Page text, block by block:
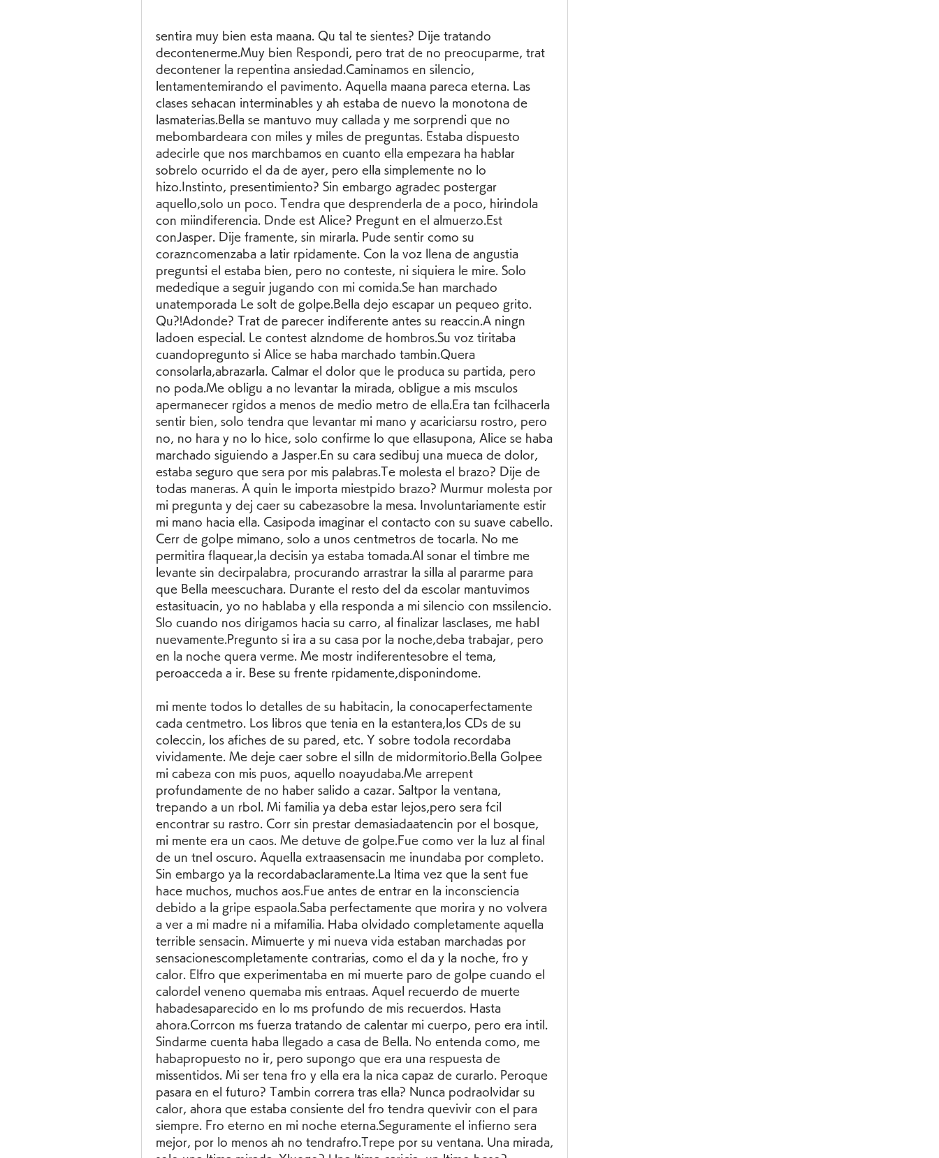
sentira muy bien esta maana. Qu tal te sientes? Dije tratando
decontenerme.Muy bien Respondi, pero trat de no preocuparme, trat
decontener la repentina ansiedad.Caminamos en silencio,
lentamentemirando el pavimento. Aquella maana pareca eterna. Las
clases sehacan interminables y ah estaba de nuevo la monotona de
lasmaterias.Bella se mantuvo muy callada y me sorprendi que no
mebombardeara con miles y miles de preguntas. Estaba dispuesto
adecirle que nos marchbamos en cuanto ella empezara ha hablar
sobrelo ocurrido el da de ayer, pero ella simplemente no lo
hizo.Instinto, presentimiento? Sin embargo agradec postergar
aquello,solo un poco. Tendra que desprenderla de a poco, hirindola
con miindiferencia. Dnde est Alice? Pregunt en el almuerzo.Est
conJasper. Dije framente, sin mirarla. Pude sentir como su
corazncomenzaba a latir rpidamente. Con la voz llena de angustia
preguntsi el estaba bien, pero no conteste, ni siquiera le mire. Solo
mededique a seguir jugando con mi comida.Se han marchado
unatemporada Le solt de golpe.Bella dejo escapar un pequeo grito.
Qu?!Adonde? Trat de parecer indiferente antes su reaccin.A ningn
ladoen especial. Le contest alzndome de hombros.Su voz tiritaba
cuandopregunto si Alice se haba marchado tambin.Quera
consolarla,abrazarla. Calmar el dolor que le produca su partida, pero
no poda.Me obligu a no levantar la mirada, obligue a mis msculos
apermanecer rgidos a menos de medio metro de ella.Era tan fcilhacerla
sentir bien, solo tendra que levantar mi mano y acariciarsu rostro, pero
no, no hara y no lo hice, solo confirme lo que ellasupona, Alice se haba
marchado siguiendo a Jasper.En su cara sedibuj una mueca de dolor,
estaba seguro que sera por mis palabras.Te molesta el brazo? Dije de
todas maneras. A quin le importa miestpido brazo? Murmur molesta por
mi pregunta y dej caer su cabezasobre la mesa. Involuntariamente estir
mi mano hacia ella. Casipoda imaginar el contacto con su suave cabello.
Cerr de golpe mimano, solo a unos centmetros de tocarla. No me
permitira flaquear,la decisin ya estaba tomada.Al sonar el timbre me
levante sin decirpalabra, procurando arrastrar la silla al pararme para
que Bella meescuchara. Durante el resto del da escolar mantuvimos
estasituacin, yo no hablaba y ella responda a mi silencio con mssilencio.
Slo cuando nos dirigamos hacia su carro, al finalizar lasclases, me habl
nuevamente.Pregunto si ira a su casa por la noche,deba trabajar, pero
en la noche quera verme. Me mostr indiferentesobre el tema,
peroacceda a ir. Bese su frente rpidamente,disponindome.
mi mente todos lo detalles de su habitacin, la conocaperfectamente
cada centmetro. Los libros que tenia en la estantera,los CDs de su
coleccin, los afiches de su pared, etc. Y sobre todola recordaba
vividamente. Me deje caer sobre el silln de midormitorio.Bella Golpee
mi cabeza con mis puos, aquello noayudaba.Me arrepent
profundamente de no haber salido a cazar. Saltpor la ventana,
trepando a un rbol. Mi familia ya deba estar lejos,pero sera fcil
encontrar su rastro. Corr sin prestar demasiadaatencin por el bosque,
mi mente era un caos. Me detuve de golpe.Fue como ver la luz al final
de un tnel oscuro. Aquella extraasensacin me inundaba por completo.
Sin embargo ya la recordabaclaramente.La ltima vez que la sent fue
hace muchos, muchos aos.Fue antes de entrar en la inconsciencia
debido a la gripe espaola.Saba perfectamente que morira y no volvera
a ver a mi madre ni a mifamilia. Haba olvidado completamente aquella
terrible sensacin. Mimuerte y mi nueva vida estaban marchadas por
sensacionescompletamente contrarias, como el da y la noche, fro y
calor. Elfro que experimentaba en mi muerte paro de golpe cuando el
calordel veneno quemaba mis entraas. Aquel recuerdo de muerte
habadesaparecido en lo ms profundo de mis recuerdos. Hasta
ahora.Corrcon ms fuerza tratando de calentar mi cuerpo, pero era intil.
Sindarme cuenta haba llegado a casa de Bella. No entenda como, me
habapropuesto no ir, pero supongo que era una respuesta de
missentidos. Mi ser tena fro y ella era la nica capaz de curarlo. Peroque
pasara en el futuro? Tambin correra tras ella? Nunca podraolvidar su
calor, ahora que estaba consiente del fro tendra quevivir con el para
siempre. Fro eterno en mi noche eterna.Seguramente el infierno sera
mejor, por lo menos ah no tendrafro.Trepe por su ventana. Una mirada,